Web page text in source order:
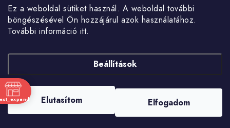
Ez a weboldal sütiket használ. A weboldal további
böngészésével Ön hozzájárul azok használatához.
További információ itt.
Beállítások
Elutasítom Elfogadom
Nagykereskedelem
Fotógaléria
Hírek
Shoptet készítette
Copyright 2026 . Minden jog fenntartva.Süti beállítások